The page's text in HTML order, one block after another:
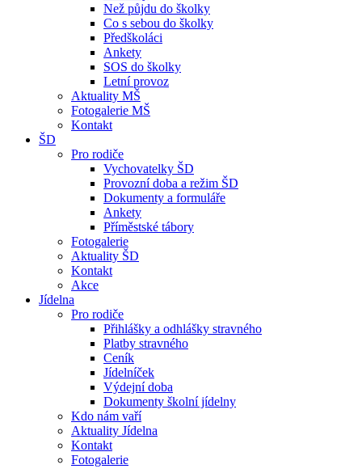
Než půjdu do školky
Co s sebou do školky
Předškoláci
Ankety
SOS do školky
Letní provoz
Aktuality MŠ
Fotogalerie MŠ
Kontakt
ŠD
Pro rodiče
Vychovatelky ŠD
Provozní doba a režim ŠD
Dokumenty a formuláře
Ankety
Příměstské tábory
Fotogalerie
Aktuality ŠD
Kontakt
Akce
Jídelna
Pro rodiče
Přihlášky a odhlášky stravného
Platby stravného
Ceník
Jídelníček
Výdejní doba
Dokumenty školní jídelny
Kdo nám vaří
Aktuality Jídelna
Kontakt
Fotogalerie